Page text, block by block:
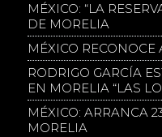
MÉXICO: “LA
DE MORELIA
MÉXICO
RODRIGO GARCÍA
EN MORELIA “LAS
MÉXICO: ARRANCA
MORELIA